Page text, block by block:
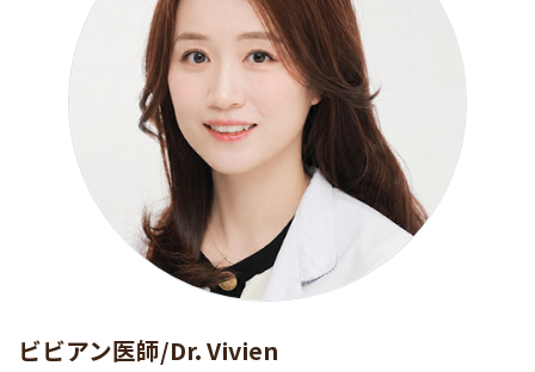
ビビアン医師/Dr. Vivien